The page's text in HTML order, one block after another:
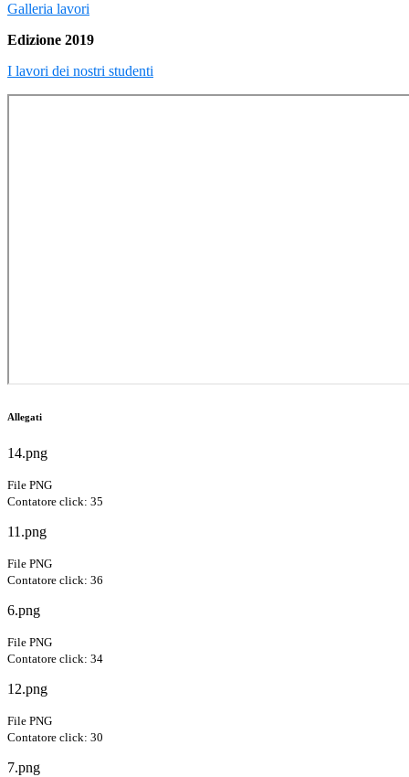
Galleria lavori
Edizione 2019
I lavori dei nostri studenti
Allegati
14.png
File PNG
Contatore click: 35
11.png
File PNG
Contatore click: 36
6.png
File PNG
Contatore click: 34
12.png
File PNG
Contatore click: 30
7.png